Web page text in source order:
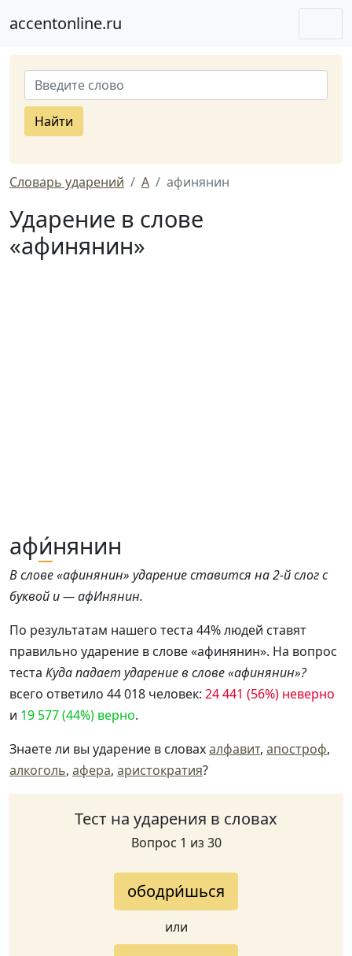
accentonline.ru
Найти
Словарь ударений А афинянин
Ударение в слове
«афинянин»
афи́нянин
В слове «афинянин» ударение ставится на 2-й слог с
буквой и — афИнянин.
По результатам нашего теста 44% людей ставят
правильно ударение в слове «афинянин». На вопрос
теста Куда падает ударение в слове «афинянин»?
всего ответило 44 018 человек: 24 441 (56%) неверно
и 19 577 (44%) верно.
Знаете ли вы ударение в словахалфавит, апостроф,
алкоголь, афера, аристократия?
Тест на ударения в словах
Вопрос 1 из 30
ободри́шься
или